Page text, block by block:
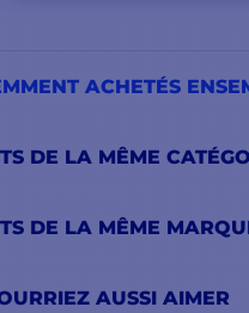
ACHETÉS
DE LA MÊME
DE LA MÊME
AUSSI AIMER